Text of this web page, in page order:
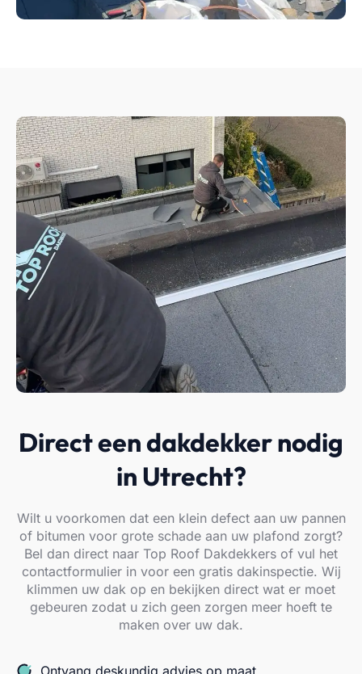
Direct een dakdekker nodig
in Utrecht?
Wilt u voorkomen dat een klein defect aan uw pannen
of bitumen voor grote schade aan uw plafond zorgt?
Bel dan direct naar Top Roof Dakdekkers of vul het
contactformulier in voor een gratis dakinspectie. Wij
klimmen uw dak op en bekijken direct wat er moet
gebeuren zodat u zich geen zorgen meer hoeft te
maken over uw dak.
Ontvang deskundig advies op maat.